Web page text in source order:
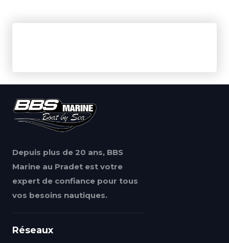
Depuis plus de 20 ans, BBS
Marine au Pradet est votre
expert de confiance pour tous
vos besoins nautiques.
Réseaux